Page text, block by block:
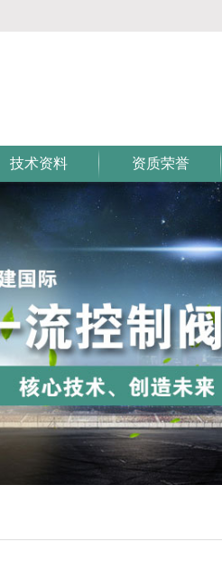
技术资料 资质荣誉